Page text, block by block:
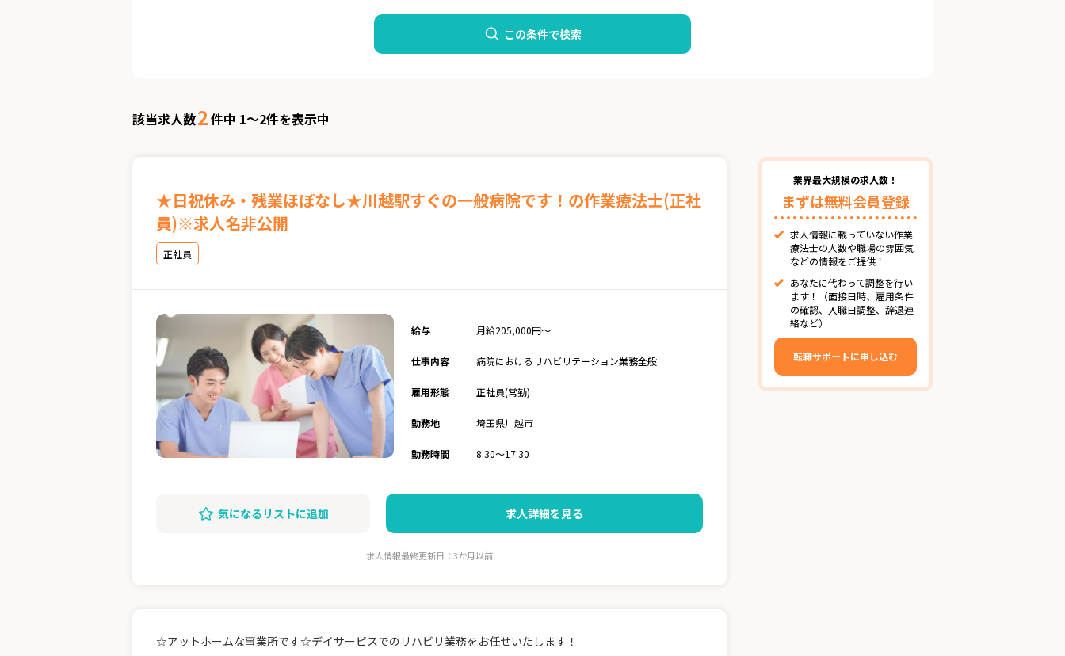
この条件で検索
該当求人数2件中 1～2件を表示中
★日祝休み・残業ほぼなし★川越駅すぐの一般病院です！の作業療法士(正社
員)※求人名非公開
正社員
給与 月給205,000円～
仕事内容 病院におけるリハビリテーション業務全般
雇用形態 正社員(常勤)
勤務地 埼玉県川越市
勤務時間 8:30～17:30
気になるリストに追加 求人詳細を見る
求人情報最終更新日：3か月以前
☆アットホームな事業所です☆デイサービスでのリハビリ業務をお任せいたします！
業界最大規模の求人数！
まずは無料会員登録
求人情報に載っていない作業
療法士の人数や職場の雰囲気
などの情報をご提供！
あなたに代わって調整を行い
ます！（面接日時、雇用条件
の確認、入職日調整、辞退連
絡など）
転職サポートに申し込む